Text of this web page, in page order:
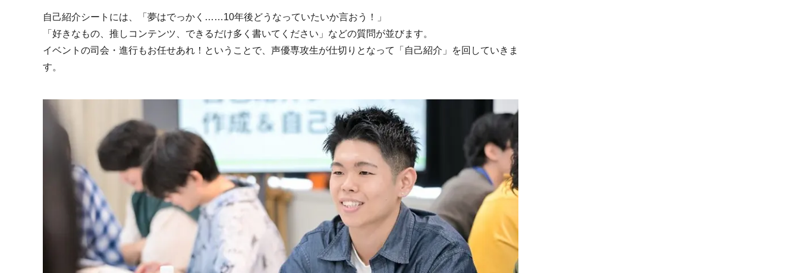
自己紹介シートには、「夢はでっかく……10年後どうなっていたいか言おう！」
「好きなもの、推しコンテンツ、できるだけ多く書いてください」などの質問が並びます。
イベントの司会・進行もお任せあれ！ということで、声優専攻生が仕切りとなって「自己紹介」を回していきま
す。